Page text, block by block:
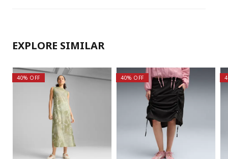
EXPLORE SIMILAR
40% OFF 40% OFF